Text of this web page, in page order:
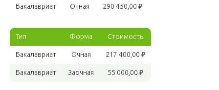
Бакалавриат Очная 290 450,00 ₽
Тип Форма Стоимость
Бакалавриат Очная 217 400,00 ₽
Бакалавриат Заочная 55 000,00 ₽